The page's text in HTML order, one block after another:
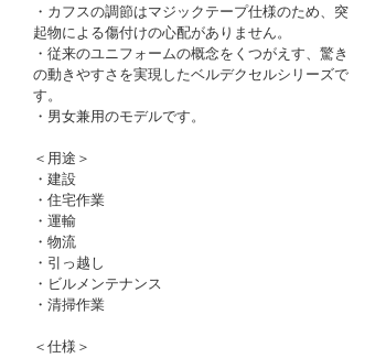
・カフスの調節はマジックテープ仕様のため、突
起物による傷付けの心配がありません。
・従来のユニフォームの概念をくつがえす、驚き
の動きやすさを実現したベルデクセルシリーズで
す。
・男女兼用のモデルです。
＜用途＞
・建設
・住宅作業
・運輸
・物流
・引っ越し
・ビルメンテナンス
・清掃作業
＜仕様＞